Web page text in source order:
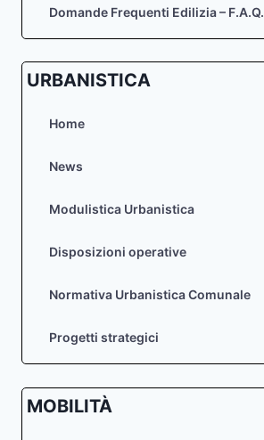
L’ESECUZIONE
DI
MANUTENZIONE
Domande Frequenti Edilizia – F.A.Q.
URBANISTICA
Home
News
Modulistica Urbanistica
Disposizioni operative
Normativa Urbanistica Comunale
Progetti strategici
MOBILITÀ